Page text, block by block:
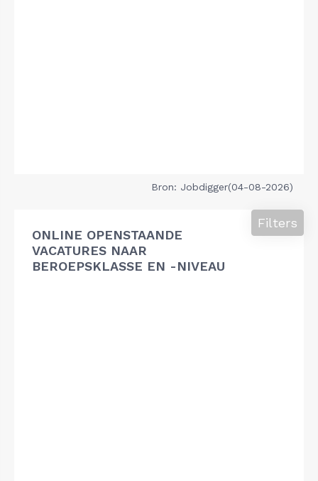
Bron: Jobdigger(04-08-2026)
ONLINE OPENSTAANDE
VACATURES NAAR
BEROEPSKLASSE EN -NIVEAU
Filters